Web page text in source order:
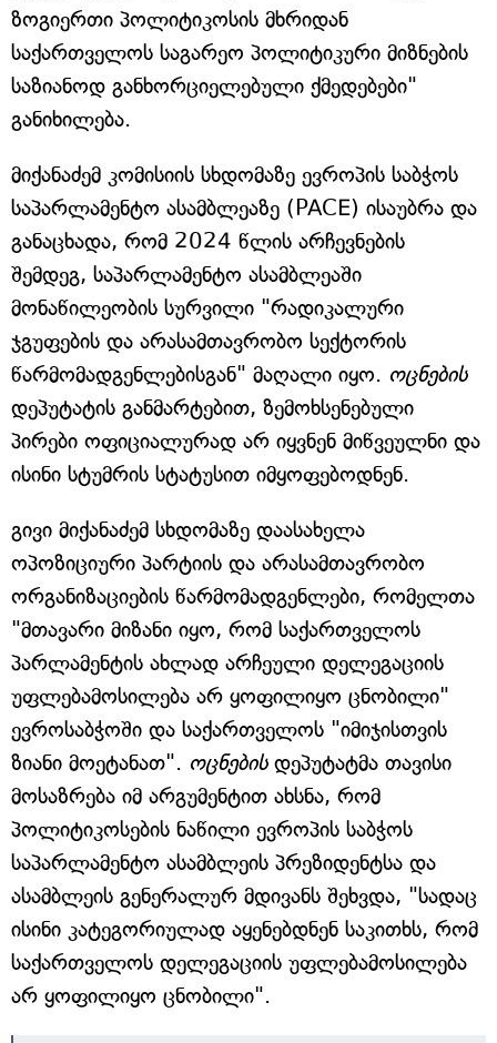
ზოგიერთი პოლიტიკოსის მხრიდან
საქართველოს საგარეო პოლიტიკური მიზნების
საზიანოდ განხორციელებული ქმედებები"
განიხილება.
მიქანაძემ კომისიის სხდომაზე ევროპის საბჭოს
საპარლამენტო ასამბლეაზე (PACE) ისაუბრა და
განაცხადა, რომ 2024 წლის არჩევნების
შემდეგ, საპარლამენტო ასამბლეაში
მონაწილეობის სურვილი "რადიკალური
ჯგუფების და არასამთავრობო სექტორის
წარმომადგენლებისგან" მაღალი იყო. ოცნების
დეპუტატის განმარტებით, ზემოხსენებული
პირები ოფიციალურად არ იყვნენ მიწვეულნი და
ისინი სტუმრის სტატუსით იმყოფებოდნენ.
გივი მიქანაძემ სხდომაზე დაასახელა
ოპოზიციური პარტიის და არასამთავრობო
ორგანიზაციების წარმომადგენლები, რომელთა
"მთავარი მიზანი იყო, რომ საქართველოს
პარლამენტის ახლად არჩეული დელეგაციის
უფლებამოსილება არ ყოფილიყო ცნობილი"
ევროსაბჭოში და საქართველოს "იმიჯისთვის
ზიანი მოეტანათ". ოცნებისდეპუტატმა თავისი
მოსაზრება იმ არგუმენტით ახსნა, რომ
პოლიტიკოსების ნაწილი ევროპის საბჭოს
საპარლამენტო ასამბლეის პრეზიდენტსა და
ასამბლეის გენერალურ მდივანს შეხვდა, "სადაც
ისინი კატეგორიულად აყენებდნენ საკითხს, რომ
საქართველოს დელეგაციის უფლებამოსილება
არ ყოფილიყო ცნობილი".